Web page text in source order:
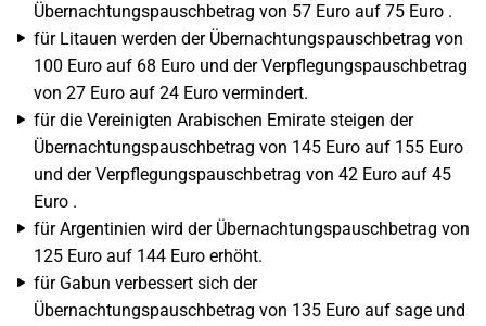
Übernachtungspauschbetrag von 57 Euro auf 75 Euro .
für Litauen werden der Übernachtungspauschbetrag von
100 Euro auf 68 Euro und der Verpflegungspauschbetrag
von 27 Euro auf 24 Euro vermindert.
für die Vereinigten Arabischen Emirate steigen der
Übernachtungspauschbetrag von 145 Euro auf 155 Euro
und der Verpflegungspauschbetrag von 42 Euro auf 45
Euro .
für Argentinien wird der Übernachtungspauschbetrag von
125 Euro auf 144 Euro erhöht.
für Gabun verbessert sich der
Übernachtungspauschbetrag von 135 Euro auf sage und